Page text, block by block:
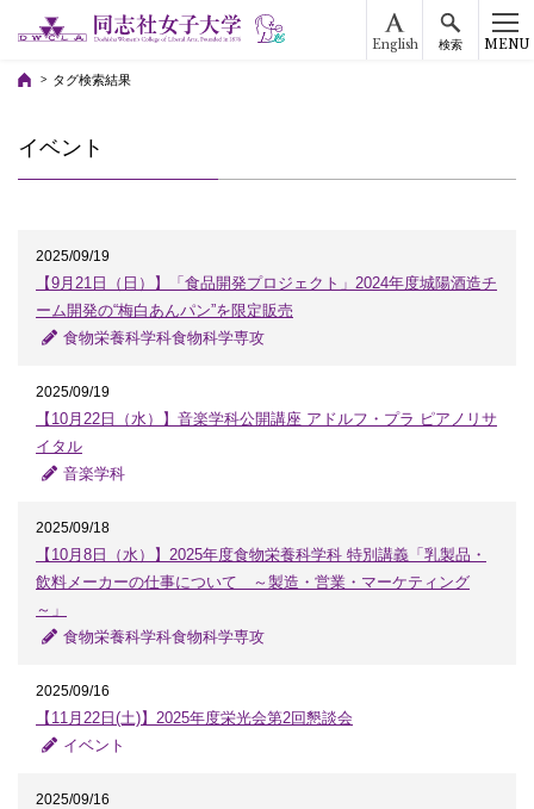
English 検索 MENU
タグ検索結果
イベント
2025/09/19
【9月21日（日）】「食品開発プロジェクト」2024年度城陽酒造チ
ーム開発の“梅白あんパン”を限定販売
食物栄養科学科食物科学専攻
2025/09/19
【10月22日（水）】音楽学科公開講座 アドルフ・プラ ピアノリサ
イタル
音楽学科
2025/09/18
【10月8日（水）】2025年度食物栄養科学科 特別講義「乳製品・
飲料メーカーの仕事について ～製造・営業・マーケティング
～」
食物栄養科学科食物科学専攻
2025/09/16
【11月22日(土)】2025年度栄光会第2回懇談会
イベント
2025/09/16